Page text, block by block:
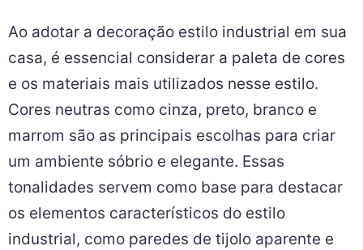
Ao adotar a decoração estilo industrial em sua
casa, é essencial considerar a paleta de cores
e os materiais mais utilizados nesse estilo.
Cores neutras como cinza, preto, branco e
marrom são as principais escolhas para criar
um ambiente sóbrio e elegante. Essas
tonalidades servem como base para destacar
os elementos característicos do estilo
industrial, como paredes de tijolo aparente e